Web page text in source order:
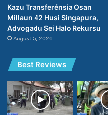
Kazu Transferénsia Osan
Millaun 42 Husi Singapura,
Advogadu Sei Halo Rekursu
August 5, 2026
Best Reviews